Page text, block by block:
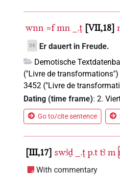
wnn =f mn _.ṱ VII,18
DE
Er dauert in Freude.
Demotische
("Livre de transformations")
3452 ("Livre de
Dating (time frame):2.
Go to/cite sentence
III,17 swꜣḏ _.ṱ p.t tꜣ m
With commentary